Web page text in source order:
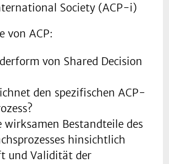
Society (ACP-i)
von ACP:
von Shared Decision
den spezifischen ACP-
wirksamen Bestandteile des
hinsichtlich
und Validität der